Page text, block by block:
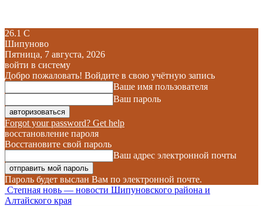
26.1 C
Шипуново
Пятница, 7 августа, 2026
войти в систему
Добро пожаловать! Войдите в свою учётную запись
Ваше имя пользователя
Ваш пароль
Forgot your password? Get help
восстановление пароля
Восстановите свой пароль
Ваш адрес электронной почты
Пароль будет выслан Вам по электронной почте.
Степная новь — новости Шипуновского района и
Алтайского края